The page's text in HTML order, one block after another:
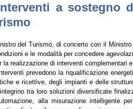
a sostegno
del Turismo, di concerto con il
e le modalità per concedere
la realizzazione di interventi complementari
prevedono la riqualificazione
e ricettive, degli impianti e delle
tra loro soluzioni diversificate
alla misurazione intelligente